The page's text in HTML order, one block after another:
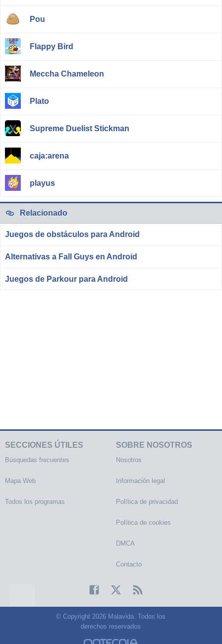
Pou
Flappy Bird
Meccha Chameleon
Plato
Supreme Duelist Stickman
caja:arena
playus
Relacionado
Juegos de obstáculos para Android
Alternativas a Fall Guys en Android
Juegos de Parkour para Android
SECCIONES ÚTILES
Búsquedas frecuentes
Mapa Web
Todos los programas
SOBRE NOSOTROS
Nosotros
Información legal
Política de privacidad
Política de cookies
DMCA
Contacto
© Copyright 2026 Malavida. Todos los
derechos reservados